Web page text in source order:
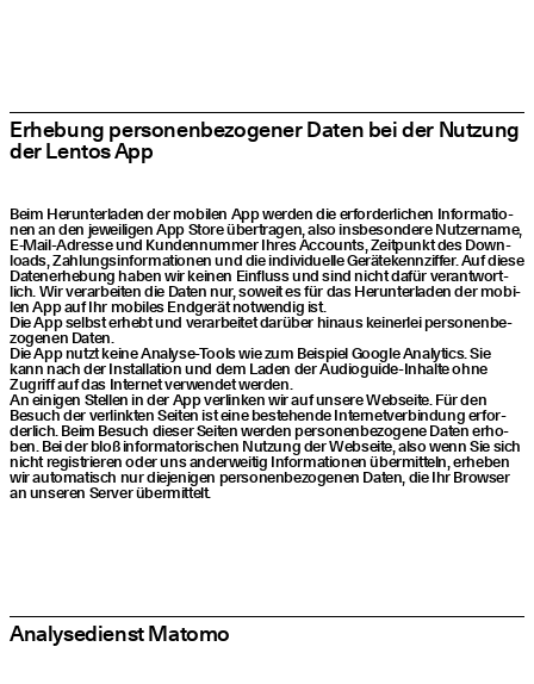
Erhe­bung per­so­nen­be­zo­ge­ner Daten bei der Nut­zung
der Lentos App
Beim Her­un­ter­la­den der mobi­len App wer­den die erfor­der­li­chen Infor­ma­tio­
nen an den jewei­li­gen App Store über­tra­gen, also ins­be­son­de­re Nut­zer­na­me,
E‑Mail-Adres­se und Kun­den­num­mer Ihres Accounts, Zeit­punkt des Down­
loads, Zah­lungs­in­for­ma­tio­nen und die indi­vi­du­el­le Gerä­te­kenn­zif­fer. Auf die­se
Daten­er­he­bung haben wir kei­nen Ein­fluss und sind nicht dafür ver­ant­wort­
lich. Wir ver­ar­bei­ten die Daten nur, soweit es für das Her­un­ter­la­den der mobi­
len App auf Ihr mobi­les End­ge­rät not­wen­dig ist.
Die App selbst erhebt und ver­ar­bei­tet dar­über hin­aus kei­ner­lei per­so­nen­be­
zo­ge­nen Daten.
Die App nutzt kei­ne Ana­ly­se-Tools wie zum Bei­spiel Goog­le Ana­ly­tics. Sie
kann nach der Instal­la­ti­on und dem Laden der Audio­gui­de-Inhal­te ohne
Zugriff auf das Inter­net ver­wen­det wer­den.
An eini­gen Stel­len in der App ver­lin­ken wir auf unse­re Web­sei­te. Für den
Besuch der ver­link­ten Sei­ten ist eine bestehen­de Inter­net­ver­bin­dung erfor­
der­lich. Beim Besuch die­ser Sei­ten wer­den per­so­nen­be­zo­ge­ne Daten erho­
ben. Bei der bloß infor­ma­to­ri­schen Nut­zung der Web­sei­te, also wenn Sie sich
nicht regis­trie­ren oder uns ander­wei­tig Infor­ma­tio­nen über­mit­teln, erhe­ben
wir auto­ma­tisch nur die­je­ni­gen per­so­nen­be­zo­ge­nen Daten, die Ihr Brow­ser
an unse­ren Ser­ver übermittelt.
Ana­ly­se­dienst Matomo